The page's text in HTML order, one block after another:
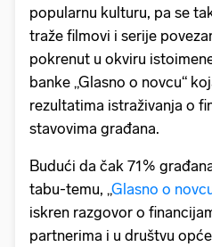
popularnu kulturu, pa se
traže filmovi i serije
pokrenut u okviru
banke „Glasno o novcu“
rezultatima istraživanja o
stavovima građana.
Budući da čak 71%
tabu-temu, „Glasno o
iskren razgovor o
partnerima i u društvu